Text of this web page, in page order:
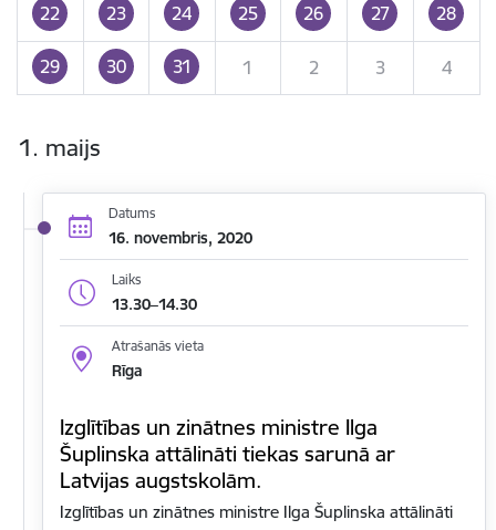
22 23 24 25 26 27 28
29 30 31 1 2 3 4
1. maijs
Datums
16. novembris, 2020
Laiks
13.30–14.30
Atrašanās vieta
Rīga
Izglītības un zinātnes ministre Ilga
Šuplinska attālināti tiekas sarunā ar
Latvijas augstskolām.
Izglītības un zinātnes ministre Ilga Šuplinska attālināti